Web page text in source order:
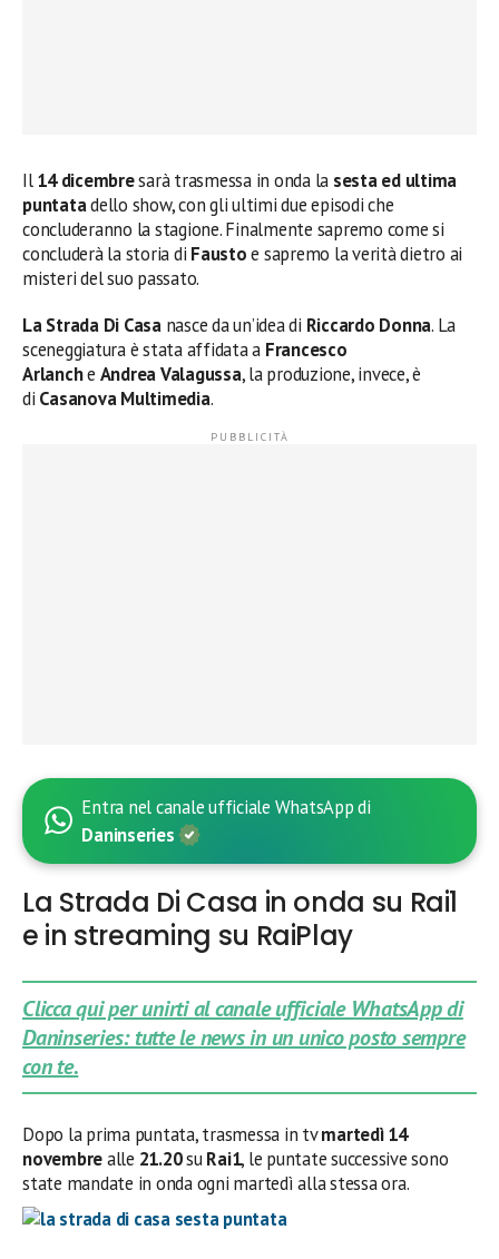
Il14 dicembresarà trasmessa in onda la sesta ed ultima
puntatadello show, con gli ultimi due episodi che
concluderanno la stagione. Finalmente sapremo come si
concluderà la storia di Faustoe sapremo la verità dietro ai
misteri del suo passato.
La Strada Di Casanasce da un’idea di Riccardo Donna. La
sceneggiatura è stata affidata a Francesco
Arlanche Andrea Valagussa, la produzione, invece, è
di Casanova Multimedia.
Entra nel canale ufficiale WhatsApp di
Daninseries
La Strada Di Casa in onda su Rai1
e in streaming su RaiPlay
Clicca qui per unirti al canale ufficiale WhatsApp di
Daninseries: tutte le news in un unico posto sempre
con te.
Dopo la prima puntata, trasmessa in tvmartedì 14
novembrealle 21.20suRai1, le puntate successive sono
state mandate in onda ogni martedì alla stessa ora.